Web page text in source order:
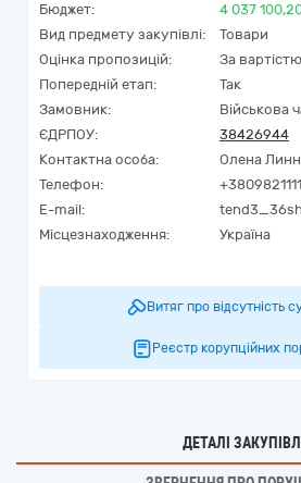
Бюджет: 4 037
Вид предмету закупівлі:
Товари
Оцінка пропозицій:
За
Попередній етап:
Так
Замовник:
Військова
ЄДРПОУ:
38426944
Контактна особа:
Олена
Телефон:
E-mail:
Місцезнаходження:
Україна
Витяг про відсутність
Реєстр корупційних
ДЕТАЛІ ЗАКУПІВЛІ